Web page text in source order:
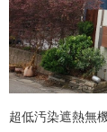
超低汚染遮熱無